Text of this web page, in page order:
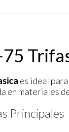
75
es ideal
en materiales
Principales